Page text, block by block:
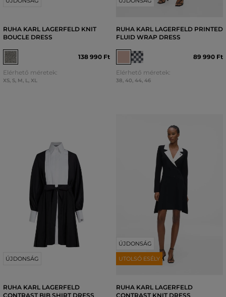
RUHA KARL LAGERFELD KNIT
BOUCLE DRESS
138 990 Ft
Elérhető méretek:
XS, S, M, L, XL
RUHA KARL LAGERFELD PRINTED
FLUID WRAP DRESS
89 990 Ft
Elérhető méretek:
38, 40, 44, 46
ÚJDONSÁG
RUHA KARL LAGERFELD
CONTRAST BIB SHIRT DRESS
ÚJDONSÁG
UTOLSÓ ESÉLY
RUHA KARL LAGERFELD
CONTRAST KNIT DRESS